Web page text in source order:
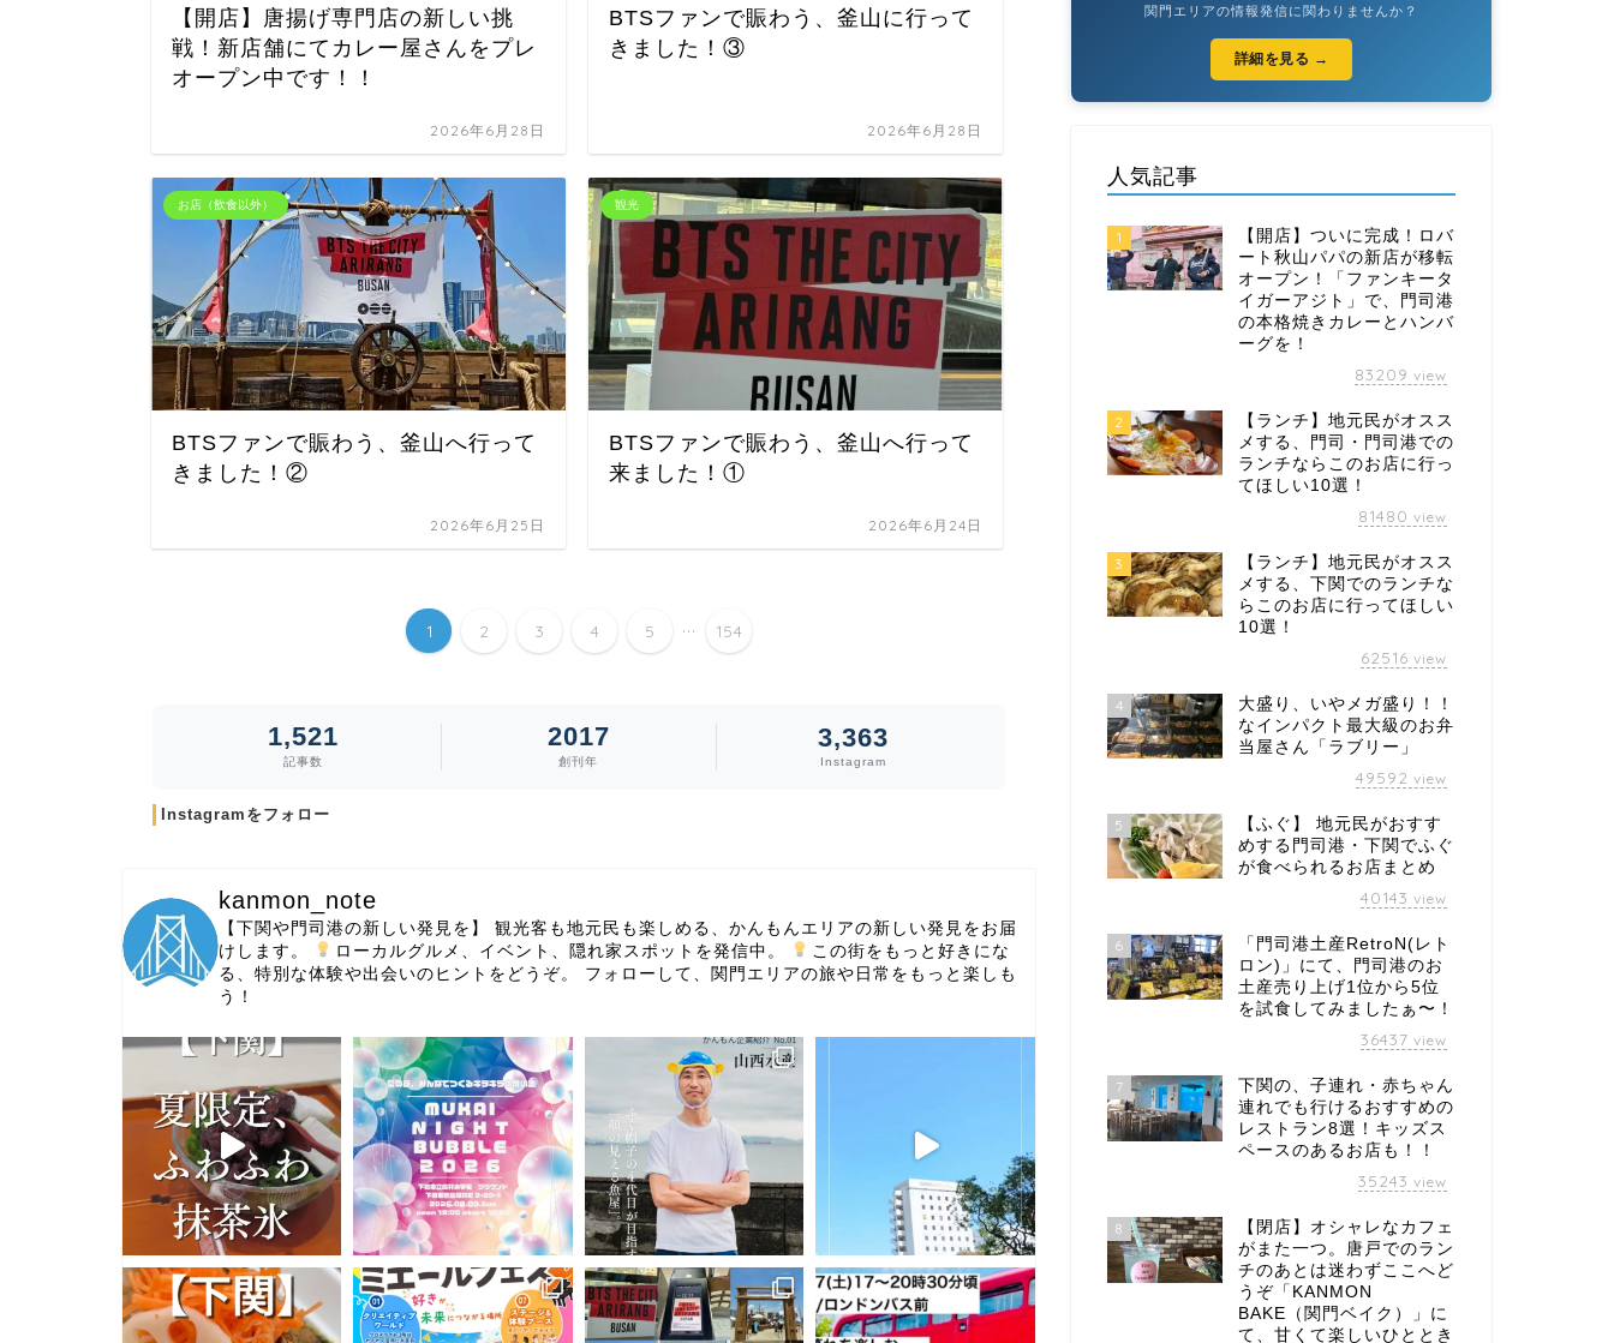
【開店】唐揚げ専門店の新しい挑
戦！新店舗にてカレー屋さんをプレ
オープン中です！！
2026年6月28日
BTSファンで賑わう、釜山に行って
きました！③
2026年6月28日
お店（飲食以外）
BTSファンで賑わう、釜山へ行って
きました！②
2026年6月25日
観光
BTSファンで賑わう、釜山へ行って
来ました！①
2026年6月24日
1 2 3 4 5 ... 154
【城下町長府ひなまつり】エルブ・
2025年2月13日
グルメ
【城下町長府ひなまつり】蜜やきい
もiimo
2025年2月13日
1,521
記事数
2017
創刊年
3,363
Instagram
Instagramをフォロー
kanmon_note
【下関や門司港の新しい発見を】
観光客も地元民も楽しめる、かんもんエリアの新しい発見をお届
けします。
ローカルグルメ、イベント、隠れ家スポットを発信中。
この街をもっと好きにな
る、特別な体験や出会いのヒントをどうぞ。
フォローして、関門エリアの旅や日常をもっと楽しも
う！
関門エリアの情報発信に関わりませんか？
詳細を見る →
人気記事
1
【開店】ついに完成！ロバ
ート秋山パパの新店が移転
オープン！「ファンキータ
イガーアジト」で、門司港
の本格焼きカレーとハンバ
ーグを！
83209 view
2
【ランチ】地元民がオスス
メする、門司・門司港での
ランチならこのお店に行っ
てほしい10選！
81480 view
3
【ランチ】地元民がオスス
メする、下関でのランチな
らこのお店に行ってほしい
10選！
62516 view
4
大盛り、いやメガ盛り！！
なインパクト最大級のお弁
当屋さん「ラブリー」
49592 view
5
【ふぐ】 地元民がおすす
めする門司港・下関でふぐ
が食べられるお店まとめ
40143 view
6
「門司港土産RetroN(レト
ロン)」にて、門司港のお
土産売り上げ1位から5位
を試食してみましたぁ〜！
36437 view
7
下関の、子連れ・赤ちゃん
連れでも行けるおすすめの
レストラン8選！キッズス
ペースのあるお店も！！
35243 view
8
【閉店】オシャレなカフェ
がまた一つ。唐戸でのラン
チのあとは迷わずここへど
うぞ「KANMON
BAKE（関門ベイク）」に
て、甘くて楽しいひととき